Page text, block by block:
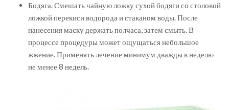
Бодяга. Смешать чайную ложку сухой бодяги со столовой
ложкой перекиси водорода и стаканом воды. После
нанесения маску держать полчаса, затем смыть. В
процессе процедуры может ощущаться небольшое
жжение. Применять лечение минимум дважды в неделю
не менее 8 недель.